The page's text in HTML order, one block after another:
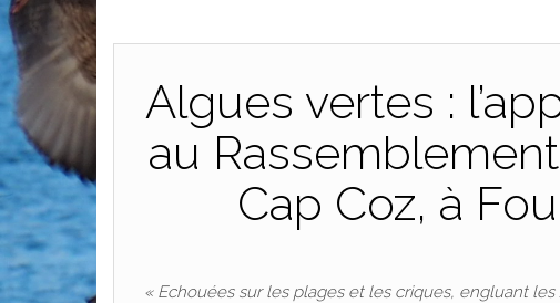
Algues vertes :
au
Cap Coz, à
« Echouées sur les plages et les criques, engluant